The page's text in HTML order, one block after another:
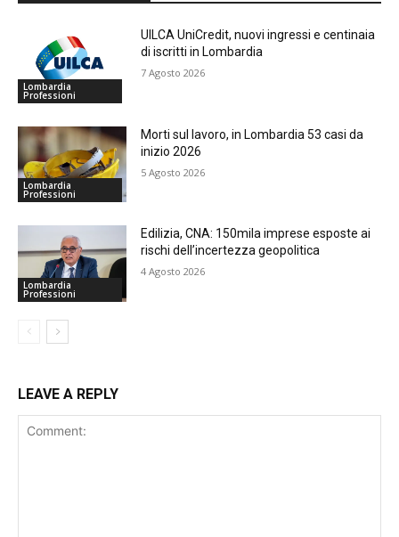
Lombardia
Professioni
UILCA UniCredit, nuovi ingressi e centinaia
di iscritti in Lombardia
7 Agosto 2026
Lombardia
Professioni
Morti sul lavoro, in Lombardia 53 casi da
inizio 2026
5 Agosto 2026
Lombardia
Professioni
Edilizia, CNA: 150mila imprese esposte ai
rischi dell’incertezza geopolitica
4 Agosto 2026
LEAVE A REPLY